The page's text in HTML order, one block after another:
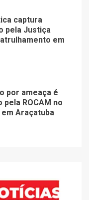
captura
pela Justiça
em
por ameaça é
pela ROCAM no
Araçatuba